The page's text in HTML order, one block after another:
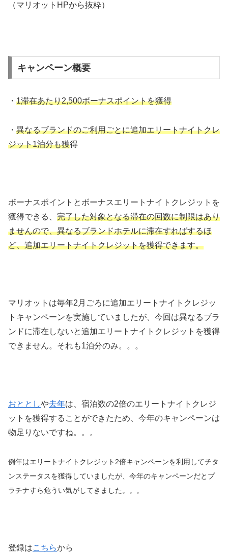
（マリオットHPから抜粋）
キャンペーン概要
・ 1滞在あたり2,500ボーナスポイントを獲得
・ 異なるブランドのご利用ごとに追加エリートナイトクレ
ジット1泊分も獲得
ボーナスポイントとボーナスエリートナイトクレジットを
獲得できる、 完了した対象となる滞在の回数に制限はあり
ませんので、異なるブランドホテルに滞在すればするほ
ど、追加エリートナイトクレジットを獲得できます。
マリオットは毎年2月ごろに追加エリートナイトクレジッ
トキャンペーンを実施していましたが、今回は異なるブラ
ンドに滞在しないと追加エリートナイトクレジットを獲得
できません。それも1泊分のみ。。。
おととしや去年は、宿泊数の2倍のエリートナイトクレジ
ットを獲得することができたため、今年のキャンペーンは
物足りないですね。。。
例年はエリートナイトクレジット2倍キャンペーンを利用してチタ
ンステータスを獲得していましたが、今年のキャンペーンだとプ
ラチナすら危うい気がしてきました。。。
登録はこちらから